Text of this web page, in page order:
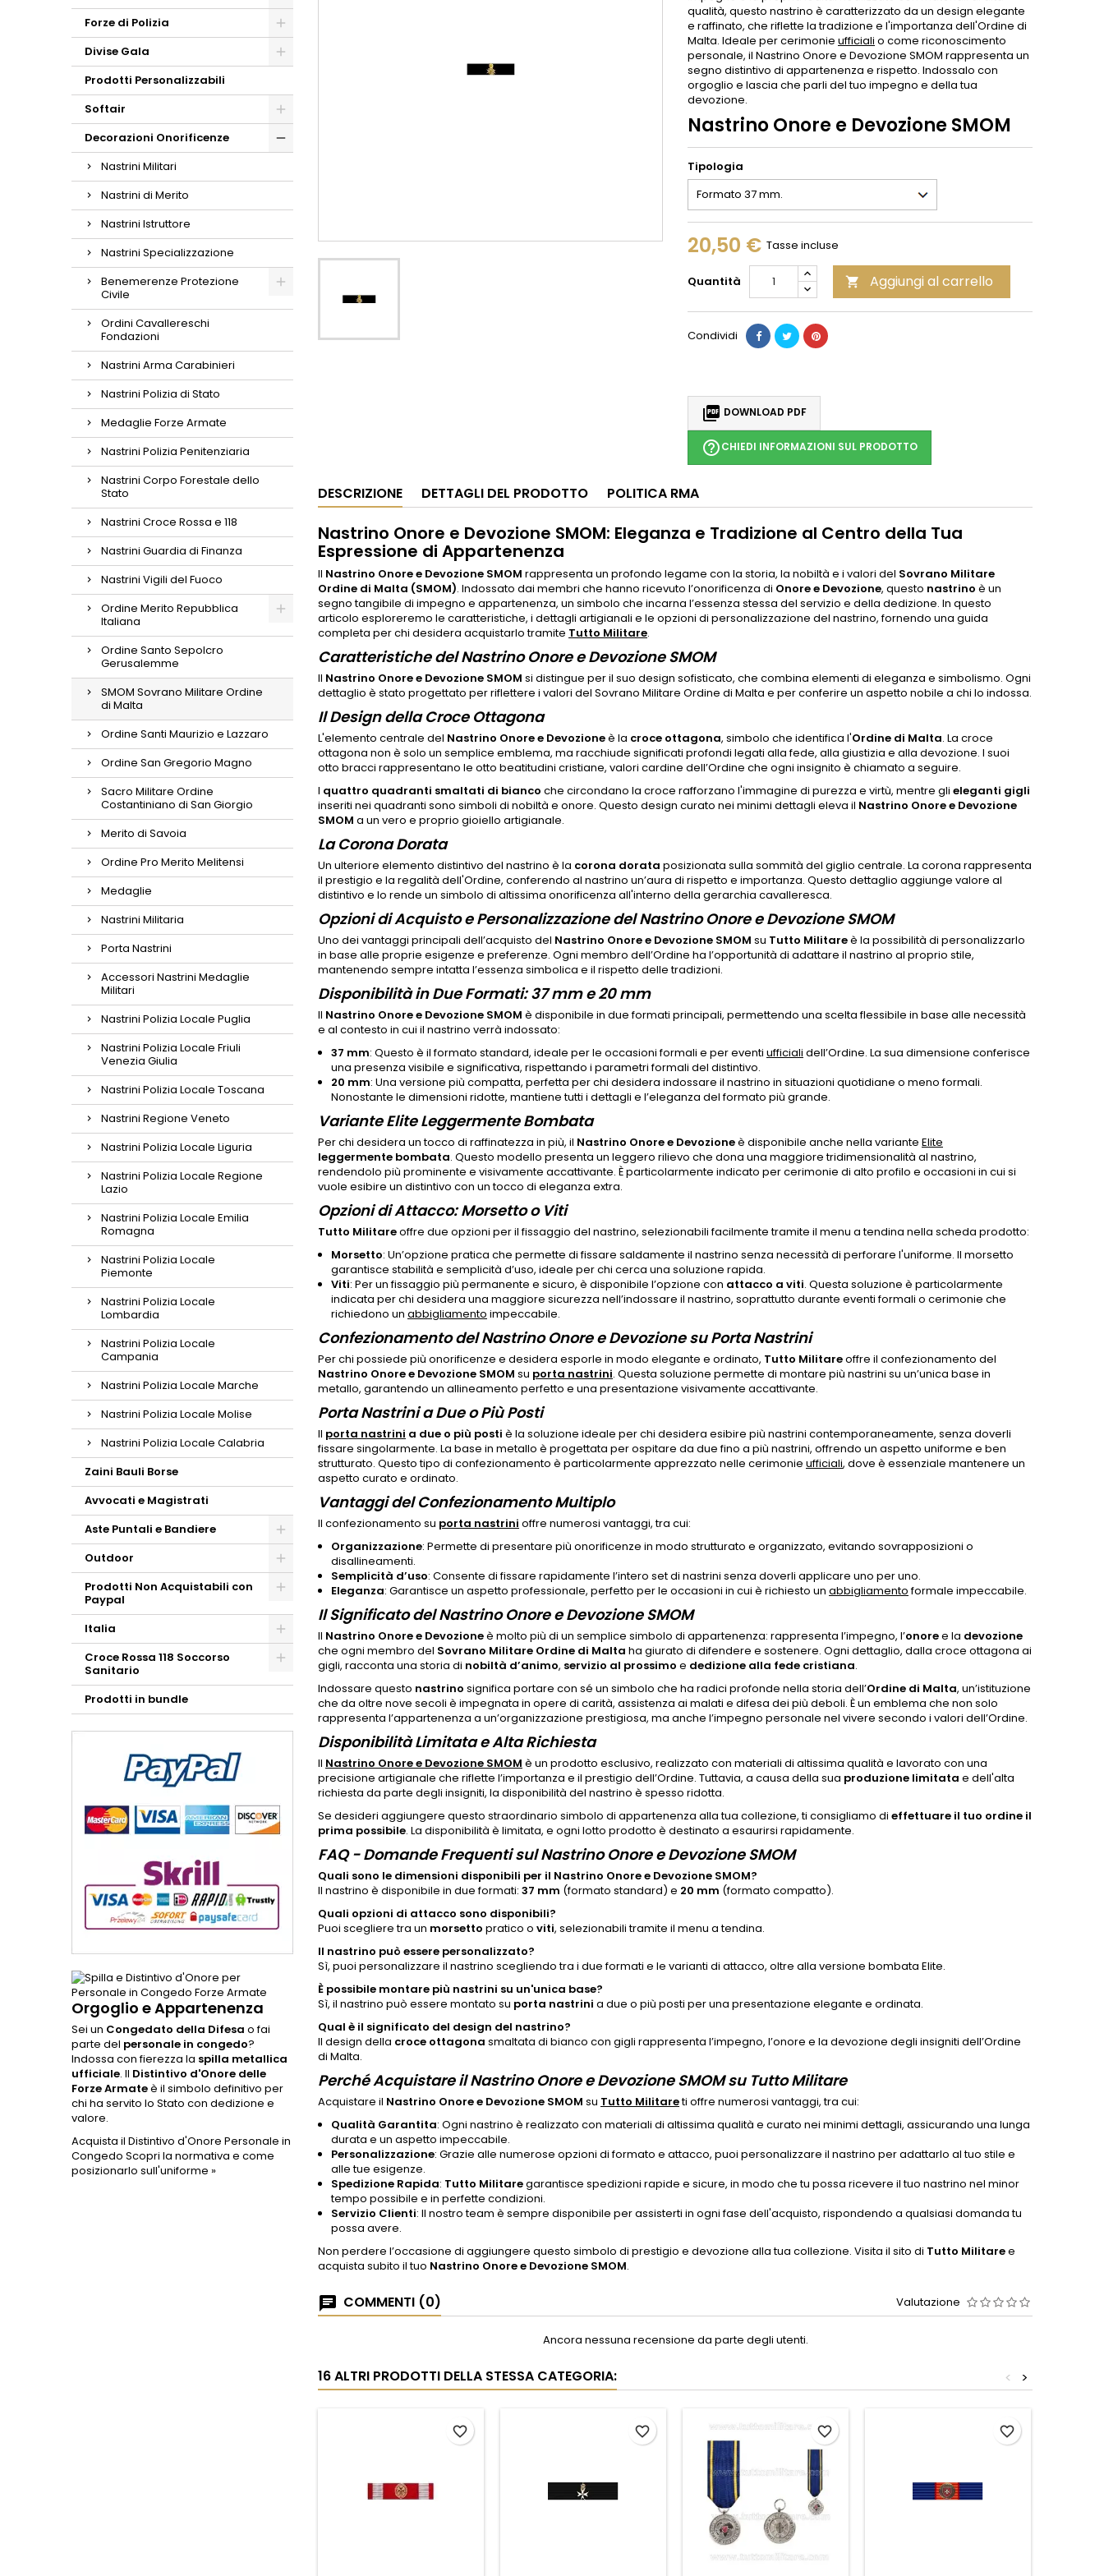
Forze di Polizia
Divise Gala
Prodotti Personalizzabili
Softair
Decorazioni Onorificenze
Nastrini Militari
Nastrini di Merito
Nastrini Istruttore
Nastrini Specializzazione
Benemerenze Protezione
Civile
Ordini Cavallereschi
Fondazioni
Nastrini Arma Carabinieri
Nastrini Polizia di Stato
Medaglie Forze Armate
Nastrini Polizia Penitenziaria
Nastrini Corpo Forestale dello
Stato
Nastrini Croce Rossa e 118
Nastrini Guardia di Finanza
Nastrini Vigili del Fuoco
Ordine Merito Repubblica
Italiana
Ordine Santo Sepolcro
Gerusalemme
SMOM Sovrano Militare Ordine
di Malta
Ordine Santi Maurizio e Lazzaro
Ordine San Gregorio Magno
Sacro Militare Ordine
Costantiniano di San Giorgio
Merito di Savoia
Ordine Pro Merito Melitensi
Medaglie
Nastrini Militaria
Porta Nastrini
Accessori Nastrini Medaglie
Militari
Nastrini Polizia Locale Puglia
Nastrini Polizia Locale Friuli
Venezia Giulia
Nastrini Polizia Locale Toscana
Nastrini Regione Veneto
Nastrini Polizia Locale Liguria
Nastrini Polizia Locale Regione
Lazio
Nastrini Polizia Locale Emilia
Romagna
Nastrini Polizia Locale
Piemonte
Nastrini Polizia Locale
Lombardia
Nastrini Polizia Locale
Campania
Nastrini Polizia Locale Marche
Nastrini Polizia Locale Molise
Nastrini Polizia Locale Calabria
Zaini Bauli Borse
Avvocati e Magistrati
Aste Puntali e Bandiere
Outdoor
Prodotti Non Acquistabili con
Paypal
Italia
Croce Rossa 118 Soccorso
Sanitario
Prodotti in bundle
Orgoglio e Appartenenza
Sei un Congedato della Difesa o fai
parte del personale in congedo?
Indossa con fierezza la spilla metallica
ufficiale. Il Distintivo d'Onore delle
Forze Armateè il simbolo definitivo per
chi ha servito lo Stato con dedizione e
valore.
Acquista il Distintivo d'Onore Personale in
Congedo Scopri la normativa e come
posizionarlo sull'uniforme »
qualità, questo nastrino è caratterizzato da un design elegante
e raffinato, che riflette la tradizione e l'importanza dell'Ordine di
Malta. Ideale per cerimonie ufficiali o come riconoscimento
personale, il Nastrino Onore e Devozione SMOM rappresenta un
segno distintivo di appartenenza e rispetto. Indossalo con
orgoglio e lascia che parli del tuo impegno e della tua
devozione.
Nastrino Onore e Devozione SMOM
Tipologia
20,50 € Tasse incluse
Quantità  Aggiungi al carrello
Condividi
 DOWNLOAD PDF
help_outlineCHIEDI INFORMAZIONI SUL PRODOTTO
DESCRIZIONE DETTAGLI DEL PRODOTTO POLITICA RMA
Nastrino Onore e Devozione SMOM: Eleganza e Tradizione al Centro della Tua
Espressione di Appartenenza
Il Nastrino Onore e Devozione SMOM rappresenta un profondo legame con la storia, la nobiltà e i valori del Sovrano Militare
Ordine di Malta (SMOM). Indossato dai membri che hanno ricevuto l’onorificenza di Onore e Devozione, questo nastrino è un
segno tangibile di impegno e appartenenza, un simbolo che incarna l’essenza stessa del servizio e della dedizione. In questo
articolo esploreremo le caratteristiche, i dettagli artigianali e le opzioni di personalizzazione del nastrino, fornendo una guida
completa per chi desidera acquistarlo tramite Tutto Militare.
Caratteristiche del Nastrino Onore e Devozione SMOM
Il Nastrino Onore e Devozione SMOM si distingue per il suo design sofisticato, che combina elementi di eleganza e simbolismo. Ogni
dettaglio è stato progettato per riflettere i valori del Sovrano Militare Ordine di Malta e per conferire un aspetto nobile a chi lo indossa.
Il Design della Croce Ottagona
L'elemento centrale del Nastrino Onore e Devozioneè la croce ottagona, simbolo che identifica l'Ordine di Malta. La croce
ottagona non è solo un semplice emblema, ma racchiude significati profondi legati alla fede, alla giustizia e alla devozione. I suoi
otto bracci rappresentano le otto beatitudini cristiane, valori cardine dell’Ordine che ogni insignito è chiamato a seguire.
I quattro quadranti smaltati di bianco che circondano la croce rafforzano l'immagine di purezza e virtù, mentre gli eleganti gigli
inseriti nei quadranti sono simboli di nobiltà e onore. Questo design curato nei minimi dettagli eleva il Nastrino Onore e Devozione
SMOM a un vero e proprio gioiello artigianale.
La Corona Dorata
Un ulteriore elemento distintivo del nastrino è la corona dorata posizionata sulla sommità del giglio centrale. La corona rappresenta
il prestigio e la regalità dell'Ordine, conferendo al nastrino un’aura di rispetto e importanza. Questo dettaglio aggiunge valore al
distintivo e lo rende un simbolo di altissima onorificenza all'interno della gerarchia cavalleresca.
Opzioni di Acquisto e Personalizzazione del Nastrino Onore e Devozione SMOM
Uno dei vantaggi principali dell’acquisto del Nastrino Onore e Devozione SMOM su Tutto Militareè la possibilità di personalizzarlo
in base alle proprie esigenze e preferenze. Ogni membro dell’Ordine ha l’opportunità di adattare il nastrino al proprio stile,
mantenendo sempre intatta l’essenza simbolica e il rispetto delle tradizioni.
Disponibilità in Due Formati: 37 mm e 20 mm
Il Nastrino Onore e Devozione SMOM è disponibile in due formati principali, permettendo una scelta flessibile in base alle necessità
e al contesto in cui il nastrino verrà indossato:
37 mm: Questo è il formato standard, ideale per le occasioni formali e per eventi ufficiali dell’Ordine. La sua dimensione conferisce
una presenza visibile e significativa, rispettando i parametri formali del distintivo.
20 mm: Una versione più compatta, perfetta per chi desidera indossare il nastrino in situazioni quotidiane o meno formali.
Nonostante le dimensioni ridotte, mantiene tutti i dettagli e l’eleganza del formato più grande.
Variante Elite Leggermente Bombata
Per chi desidera un tocco di raffinatezza in più, il Nastrino Onore e Devozioneè disponibile anche nella variante Elite
leggermente bombata. Questo modello presenta un leggero rilievo che dona una maggiore tridimensionalità al nastrino,
rendendolo più prominente e visivamente accattivante. È particolarmente indicato per cerimonie di alto profilo e occasioni in cui si
vuole esibire un distintivo con un tocco di eleganza extra.
Opzioni di Attacco: Morsetto o Viti
Tutto Militareoffre due opzioni per il fissaggio del nastrino, selezionabili facilmente tramite il menu a tendina nella scheda prodotto:
Morsetto: Un’opzione pratica che permette di fissare saldamente il nastrino senza necessità di perforare l'uniforme. Il morsetto
garantisce stabilità e semplicità d’uso, ideale per chi cerca una soluzione rapida.
Viti: Per un fissaggio più permanente e sicuro, è disponibile l’opzione con attacco a viti. Questa soluzione è particolarmente
indicata per chi desidera una maggiore sicurezza nell’indossare il nastrino, soprattutto durante eventi formali o cerimonie che
richiedono un abbigliamento impeccabile.
Confezionamento del Nastrino Onore e Devozione su Porta Nastrini
Per chi possiede più onorificenze e desidera esporle in modo elegante e ordinato, Tutto Militareoffre il confezionamento del
Nastrino Onore e Devozione SMOM su porta nastrini. Questa soluzione permette di montare più nastrini su un’unica base in
metallo, garantendo un allineamento perfetto e una presentazione visivamente accattivante.
Porta Nastrini a Due o Più Posti
Il porta nastrini a due o più posti è la soluzione ideale per chi desidera esibire più nastrini contemporaneamente, senza doverli
fissare singolarmente. La base in metallo è progettata per ospitare da due fino a più nastrini, offrendo un aspetto uniforme e ben
strutturato. Questo tipo di confezionamento è particolarmente apprezzato nelle cerimonie ufficiali, dove è essenziale mantenere un
aspetto curato e ordinato.
Vantaggi del Confezionamento Multiplo
Il confezionamento su porta nastrini offre numerosi vantaggi, tra cui:
Organizzazione: Permette di presentare più onorificenze in modo strutturato e organizzato, evitando sovrapposizioni o
disallineamenti.
Semplicità d’uso: Consente di fissare rapidamente l’intero set di nastrini senza doverli applicare uno per uno.
Eleganza: Garantisce un aspetto professionale, perfetto per le occasioni in cui è richiesto un abbigliamentoformale impeccabile.
Il Significato del Nastrino Onore e Devozione SMOM
Il Nastrino Onore e Devozioneè molto più di un semplice simbolo di appartenenza: rappresenta l’impegno, l’onoree la devozione
che ogni membro del Sovrano Militare Ordine di Malta ha giurato di difendere e sostenere. Ogni dettaglio, dalla croce ottagona ai
gigli, racconta una storia di nobiltà d’animo, servizio al prossimo e dedizione alla fede cristiana.
Indossare questo nastrino significa portare con sé un simbolo che ha radici profonde nella storia dell’Ordine di Malta, un’istituzione
che da oltre nove secoli è impegnata in opere di carità, assistenza ai malati e difesa dei più deboli. È un emblema che non solo
rappresenta l’appartenenza a un’organizzazione prestigiosa, ma anche l’impegno personale nel vivere secondo i valori dell’Ordine.
Disponibilità Limitata e Alta Richiesta
Il Nastrino Onore e Devozione SMOM è un prodotto esclusivo, realizzato con materiali di altissima qualità e lavorato con una
precisione artigianale che riflette l’importanza e il prestigio dell’Ordine. Tuttavia, a causa della sua produzione limitata e dell'alta
richiesta da parte degli insigniti, la disponibilità del nastrino è spesso ridotta.
Se desideri aggiungere questo straordinario simbolo di appartenenza alla tua collezione, ti consigliamo di effettuare il tuo ordine il
prima possibile. La disponibilità è limitata, e ogni lotto prodotto è destinato a esaurirsi rapidamente.
FAQ - Domande Frequenti sul Nastrino Onore e Devozione SMOM
Quali sono le dimensioni disponibili per il Nastrino Onore e Devozione SMOM?
Il nastrino è disponibile in due formati: 37 mm (formato standard) e 20 mm (formato compatto).
Quali opzioni di attacco sono disponibili?
Puoi scegliere tra un morsetto pratico o viti, selezionabili tramite il menu a tendina.
Il nastrino può essere personalizzato?
Sì, puoi personalizzare il nastrino scegliendo tra i due formati e le varianti di attacco, oltre alla versione bombata Elite.
È possibile montare più nastrini su un'unica base?
Sì, il nastrino può essere montato su porta nastrini a due o più posti per una presentazione elegante e ordinata.
Qual è il significato del design del nastrino?
Il design della croce ottagona smaltata di bianco con gigli rappresenta l’impegno, l’onore e la devozione degli insigniti dell’Ordine
di Malta.
Perché Acquistare il Nastrino Onore e Devozione SMOM su Tutto Militare
Acquistare il Nastrino Onore e Devozione SMOM su Tutto Militareti offre numerosi vantaggi, tra cui:
Qualità Garantita: Ogni nastrino è realizzato con materiali di altissima qualità e curato nei minimi dettagli, assicurando una lunga
durata e un aspetto impeccabile.
Personalizzazione: Grazie alle numerose opzioni di formato e attacco, puoi personalizzare il nastrino per adattarlo al tuo stile e
alle tue esigenze.
Spedizione Rapida: Tutto Militaregarantisce spedizioni rapide e sicure, in modo che tu possa ricevere il tuo nastrino nel minor
tempo possibile e in perfette condizioni.
Servizio Clienti: Il nostro team è sempre disponibile per assisterti in ogni fase dell'acquisto, rispondendo a qualsiasi domanda tu
possa avere.
Non perdere l’occasione di aggiungere questo simbolo di prestigio e devozione alla tua collezione. Visita il sito di Tutto Militaree
acquista subito il tuo Nastrino Onore e Devozione SMOM.
COMMENTI (0) Valutazione
Ancora nessuna recensione da parte degli utenti.
16 ALTRI PRODOTTI DELLA STESSA CATEGORIA: >
<
favorite_border favorite_border favorite_border favorite_border